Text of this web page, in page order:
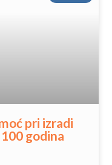
pri izradi
godina